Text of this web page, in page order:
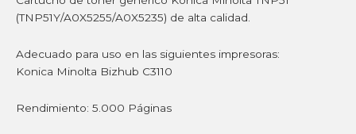
(TNP51Y/A0X5255/A0X5235) de alta calidad.
Adecuado para uso en las siguientes impresoras:
Konica Minolta Bizhub C3110
Rendimiento: 5.000 Páginas